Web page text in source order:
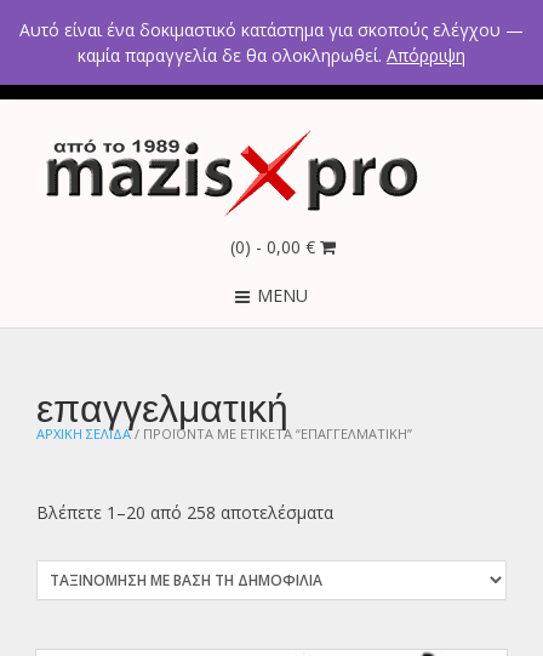
2ο χλμ Κρανιδίου – Πορτοχελίου, Αργολίδα 21300
Τηλέφωνα: 2754021300 – 6946670771 - 6980602291
(0) - 0,00 €
MENU
ΑΡΧΙΚΉ ΣΕΛΊΔΑ/ ΠΡΟΪΌΝΤΑ ΜΕ ΕΤΙΚΈΤΑ “ΕΠΑΓΓΕΛΜΑΤΙΚΉ”
επαγγελματική
Βλέπετε 1–20 από 258 αποτελέσματα
Αυτό είναι ένα δοκιμαστικό κατάστημα για σκοπούς ελέγχου —
καμία παραγγελία δε θα ολοκληρωθεί. Απόρριψη